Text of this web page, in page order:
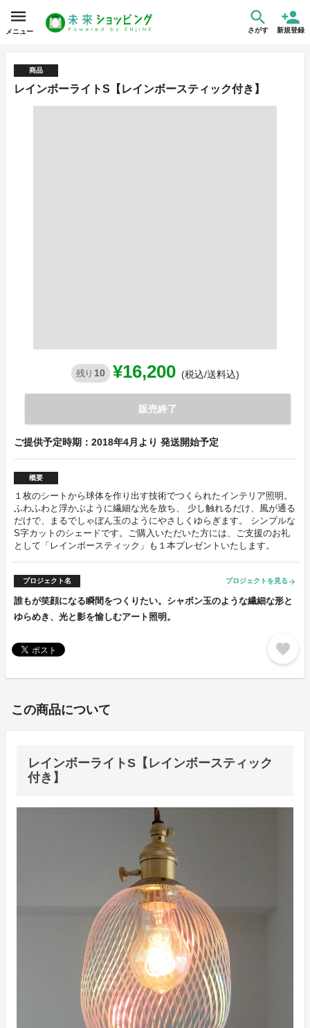
メニュー さがす 新規登録
商品
レインボーライトS【レインボースティック付き】
残り 10 ¥16,200 (税込/送料込)
販売終了
ご提供予定時期：2018年4月より 発送開始予定
概要
１枚のシートから球体を作り出す技術でつくられたインテリア照明。
ふわふわと浮かぶように繊細な光を放ち、 少し触れるだけ、風が通る
だけで、まるでしゃぼん玉のようにやさしくゆらぎます。 シンプルな
S字カットのシェードです。ご購入いただいた方には、ご支援のお礼
として「レインボースティック」も１本プレゼントいたします。
プロジェクト名 プロジェクトを見る arrow_forward
誰もが笑顔になる瞬間をつくりたい。シャボン玉のような繊細な形と
ゆらめき、光と影を愉しむアート照明。
favorite
この商品について
レインボーライトS【レインボースティック
付き】